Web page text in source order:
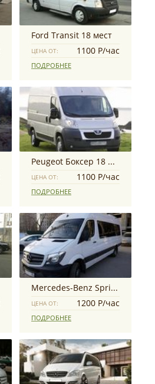
Ford Transit 18 мест
ЦЕНА ОТ: 1100 Р/час
ПОДРОБНЕЕ
Peugeot Боксер 18 мест
ЦЕНА ОТ: 1100 Р/час
ПОДРОБНЕЕ
Mercedes-Benz Sprinter Luxe
ЦЕНА ОТ: 1200 Р/час
ПОДРОБНЕЕ